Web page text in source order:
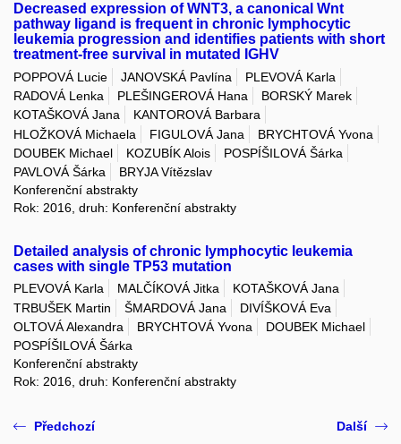
Decreased expression of WNT3, a canonical Wnt
pathway ligand is frequent in chronic lymphocytic
leukemia progression and identifies patients with short
treatment-free survival in mutated IGHV
POPPOVÁ Lucie JANOVSKÁ Pavlína
PLEVOVÁ Karla
RADOVÁ Lenka
PLEŠINGEROVÁ Hana
BORSKÝ Marek
KOTAŠKOVÁ Jana
KANTOROVÁ Barbara
HLOŽKOVÁ Michaela
FIGULOVÁ Jana
BRYCHTOVÁ Yvona
DOUBEK Michael
KOZUBÍK Alois
POSPÍŠILOVÁ Šárka
PAVLOVÁ Šárka
BRYJA Vítězslav
Konferenční abstrakty
Rok: 2016, druh: Konferenční abstrakty
Detailed analysis of chronic lymphocytic leukemia
cases with single TP53 mutation
PLEVOVÁ Karla MALČÍKOVÁ Jitka
KOTAŠKOVÁ Jana
TRBUŠEK Martin
ŠMARDOVÁ Jana
DIVÍŠKOVÁ Eva
OLTOVÁ Alexandra
BRYCHTOVÁ Yvona
DOUBEK Michael
POSPÍŠILOVÁ Šárka
Konferenční abstrakty
Rok: 2016, druh: Konferenční abstrakty
Předchozí Další